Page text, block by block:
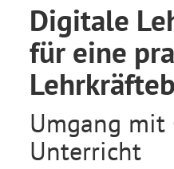
Digitale
für eine
Umgang mit
Unterricht